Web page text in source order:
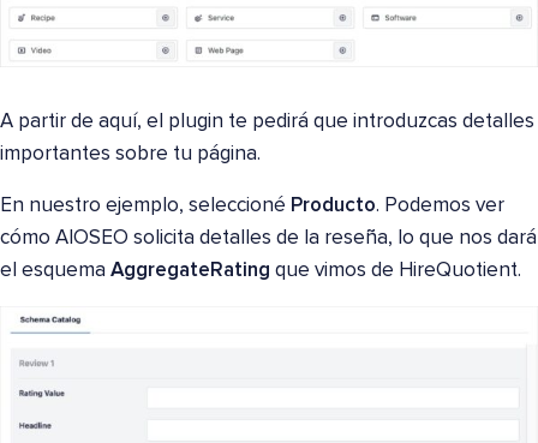
A partir de aquí, el plugin te pedirá que introduzcas detalles
importantes sobre tu página.
En nuestro ejemplo, seleccioné Producto. Podemos ver
cómo AIOSEO solicita detalles de la reseña, lo que nos dará
el esquema AggregateRating que vimos de HireQuotient.